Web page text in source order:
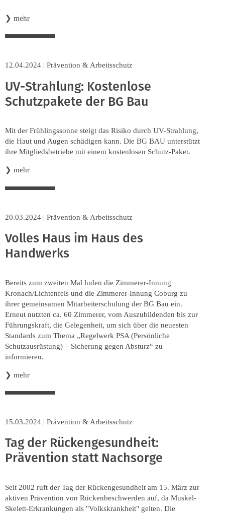
❯ mehr
12.04.2024 | Prävention & Arbeitsschutz
UV-Strahlung: Kostenlose
Schutzpakete der BG Bau
Mit der Frühlingssonne steigt das Risiko durch UV-Strahlung,
die Haut und Augen schädigen kann. Die BG BAU unterstützt
ihre Mitgliedsbetriebe mit einem kostenlosen Schutz-Paket.
❯ mehr
20.03.2024 | Prävention & Arbeitsschutz
Volles Haus im Haus des
Handwerks
Bereits zum zweiten Mal luden die Zimmerer-Innung
Kronach/Lichtenfels und die Zimmerer-Innung Coburg zu
ihrer gemeinsamen Mitarbeiterschulung der BG Bau ein.
Erneut nutzten ca. 60 Zimmerer, vom Auszubildenden bis zur
Führungskraft, die Gelegenheit, um sich über die neuesten
Standards zum Thema „Regelwerk PSA (Persönliche
Schutzausrüstung) – Sicherung gegen Absturz“ zu
informieren.
❯ mehr
15.03.2024 | Prävention & Arbeitsschutz
Tag der Rückengesundheit:
Prävention statt Nachsorge
Seit 2002 ruft der Tag der Rückengesundheit am 15. März zur
aktiven Prävention von Rückenbeschwerden auf, da Muskel-
Skelett-Erkrankungen als "Volkskrankheit" gelten. Die